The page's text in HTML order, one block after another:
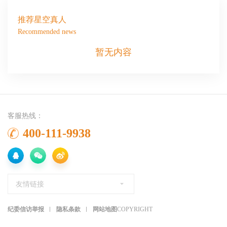
推荐星空真人
Recommended news
暂无内容
客服热线：
400-111-9938
纪委信访举报 隐私条款 网站地图
友情链接
COPYRIGHT